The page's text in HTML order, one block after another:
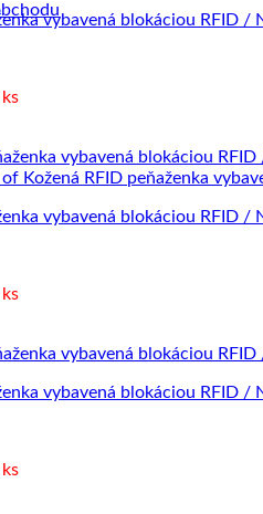
vybavená blokáciou RFID /
vybavená blokáciou RFID /
vybavená blokáciou RFID /